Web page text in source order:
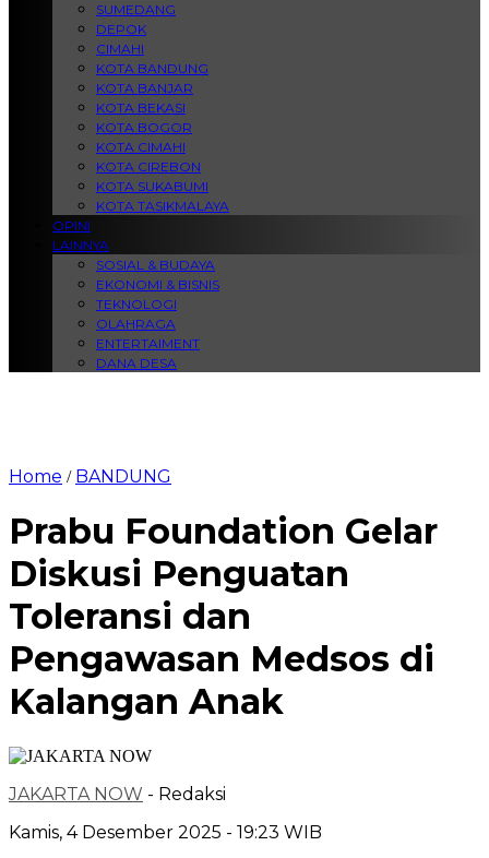
SUMEDANG
DEPOK
CIMAHI
KOTA BANDUNG
KOTA BANJAR
KOTA BEKASI
KOTA BOGOR
KOTA CIMAHI
KOTA CIREBON
KOTA SUKABUMI
KOTA TASIKMALAYA
OPINI
LAINNYA
SOSIAL & BUDAYA
EKONOMI & BISNIS
TEKNOLOGI
OLAHRAGA
ENTERTAIMENT
DANA DESA
Home / BANDUNG
Prabu Foundation Gelar
Diskusi Penguatan
Toleransi dan
Pengawasan Medsos di
Kalangan Anak
JAKARTA NOW - Redaksi
Kamis, 4 Desember 2025 - 19:23 WIB